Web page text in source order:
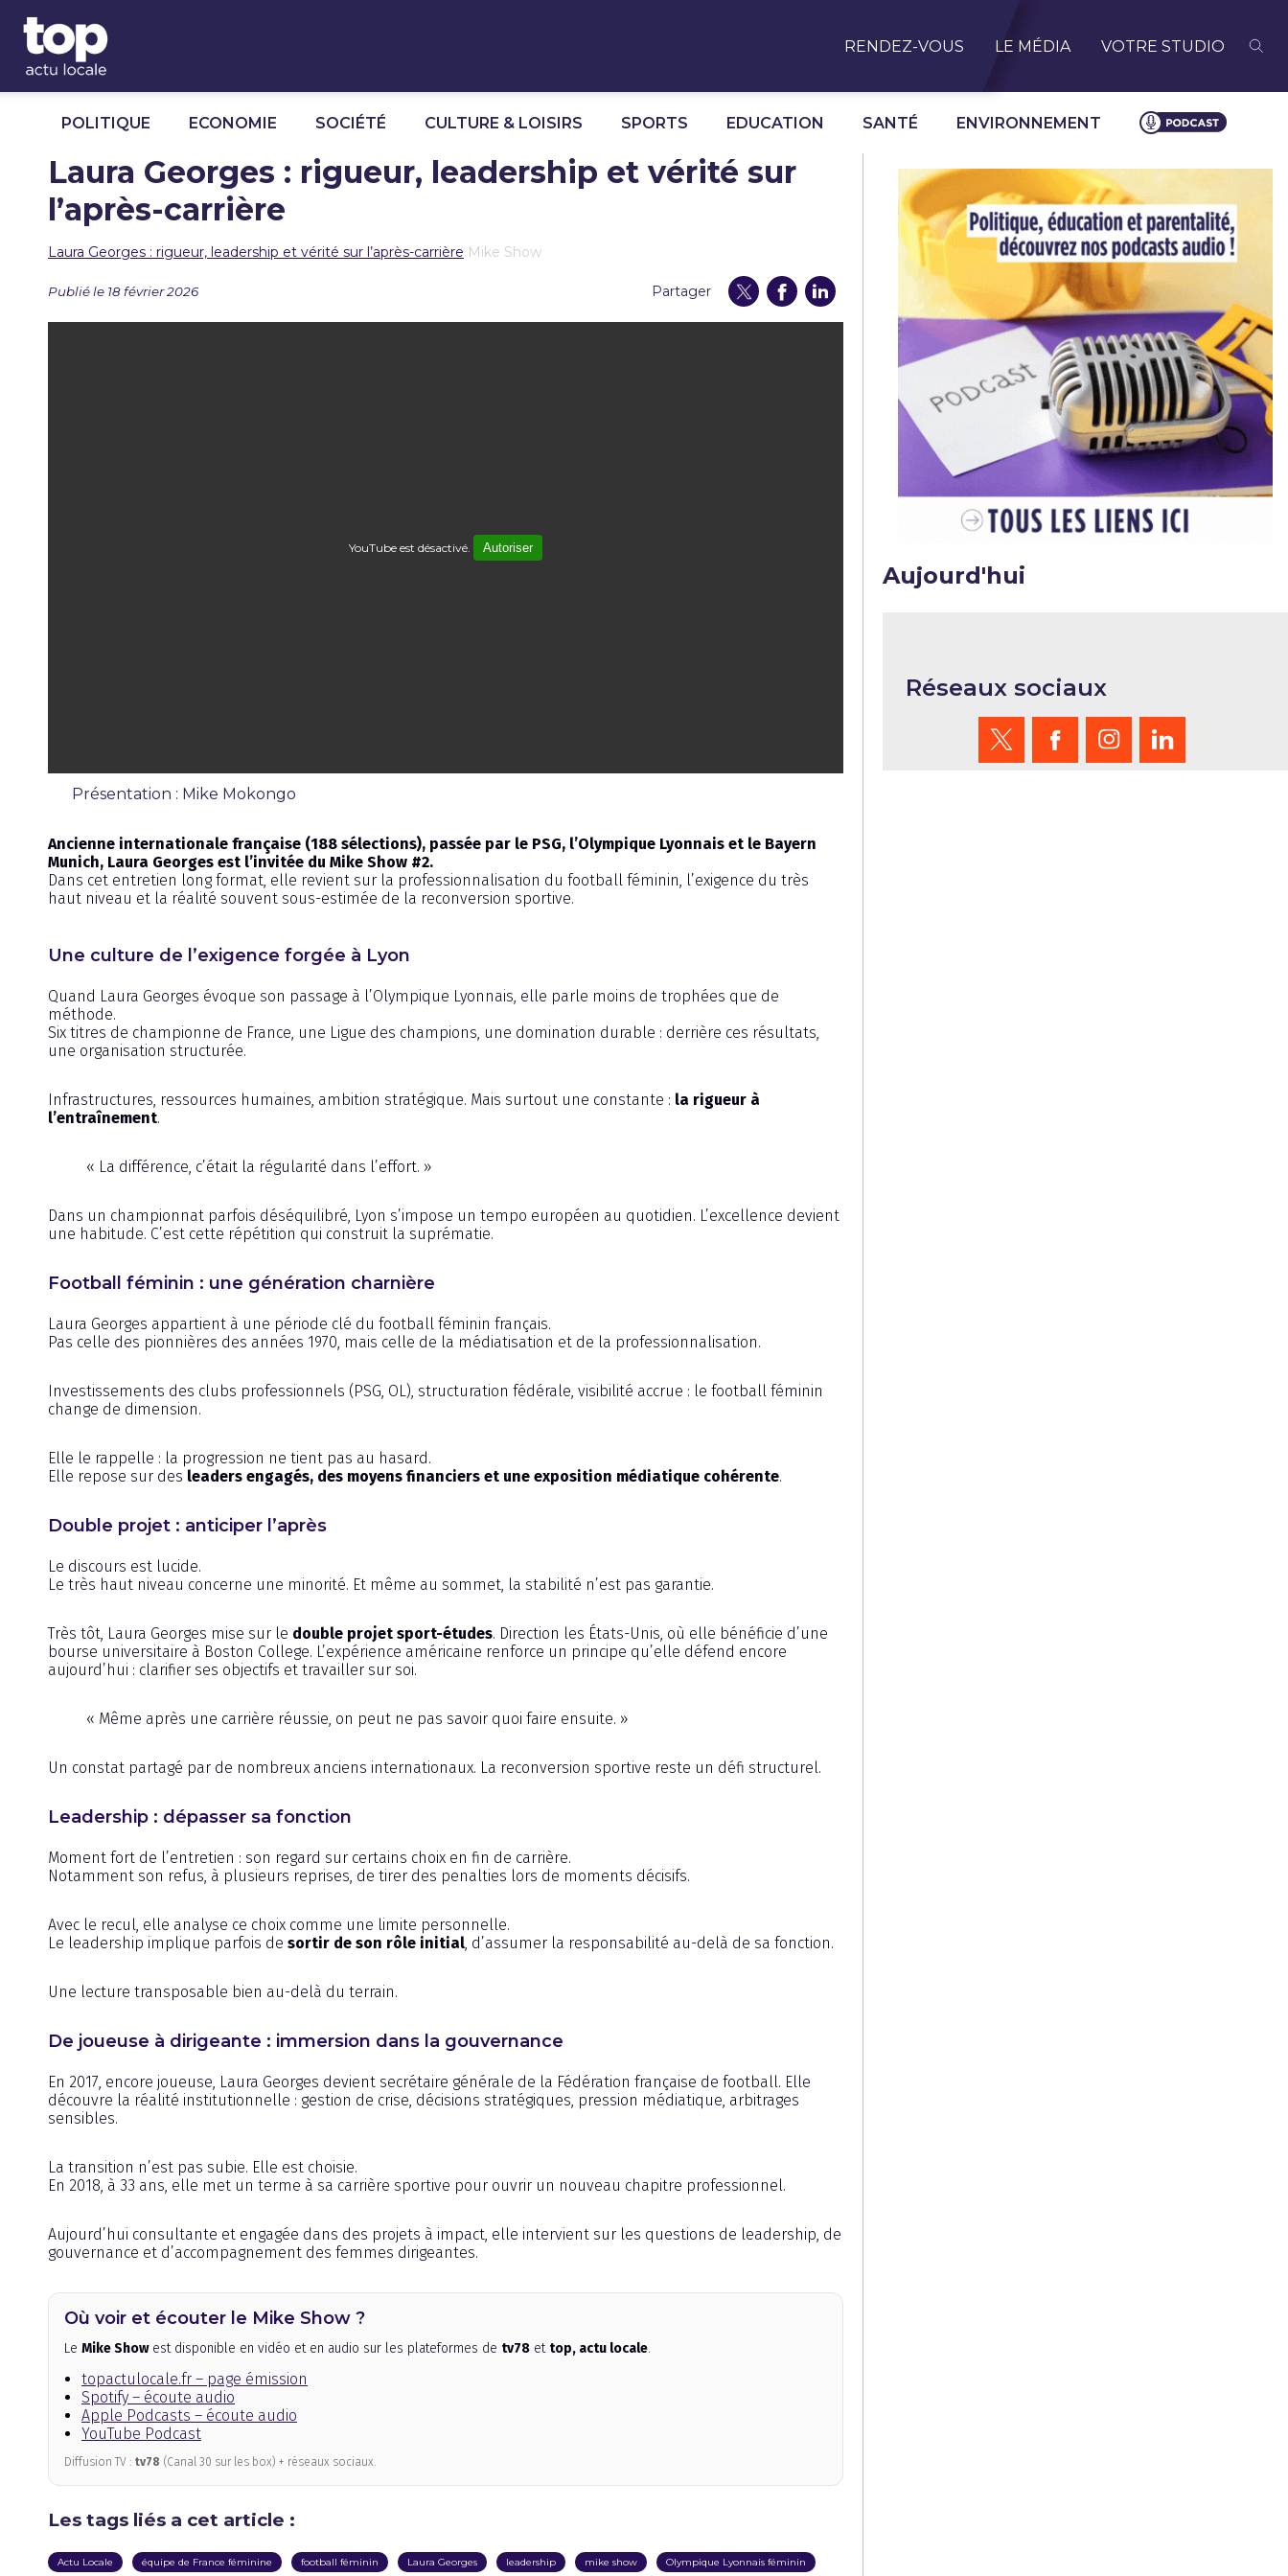
RENDEZ-VOUS LE MÉDIA VOTRE STUDIO
POLITIQUE ECONOMIE SOCIÉTÉ CULTURE & LOISIRS SPORTS EDUCATION SANTÉ ENVIRONNEMENT
Laura Georges : rigueur, leadership et vérité sur
l’après-carrière
Laura Georges : rigueur, leadership et vérité sur l’après-carrière Mike Show
Publié le 18 février 2026 Partager
YouTube est désactivé. Autoriser
Présentation : Mike Mokongo
Ancienne internationale française (188 sélections), passée par le PSG, l’Olympique Lyonnais et le Bayern
Munich, Laura Georges est l’invitée du Mike Show #2.
Dans cet entretien long format, elle revient sur la professionnalisation du football féminin, l’exigence du très
haut niveau et la réalité souvent sous-estimée de la reconversion sportive.
Une culture de l’exigence forgée à Lyon
Quand Laura Georges évoque son passage à l’Olympique Lyonnais, elle parle moins de trophées que de
méthode.
Six titres de championne de France, une Ligue des champions, une domination durable : derrière ces résultats,
une organisation structurée.
Infrastructures, ressources humaines, ambition stratégique. Mais surtout une constante : la rigueur à
l’entraînement.
« La différence, c’était la régularité dans l’effort. »
Dans un championnat parfois déséquilibré, Lyon s’impose un tempo européen au quotidien. L’excellence devient
une habitude. C’est cette répétition qui construit la suprématie.
Football féminin : une génération charnière
Laura Georges appartient à une période clé du football féminin français.
Pas celle des pionnières des années 1970, mais celle de la médiatisation et de la professionnalisation.
Investissements des clubs professionnels (PSG, OL), structuration fédérale, visibilité accrue : le football féminin
change de dimension.
Elle le rappelle : la progression ne tient pas au hasard.
Elle repose sur des leaders engagés, des moyens financiers et une exposition médiatique cohérente.
Double projet : anticiper l’après
Le discours est lucide.
Le très haut niveau concerne une minorité. Et même au sommet, la stabilité n’est pas garantie.
Très tôt, Laura Georges mise sur le double projet sport-études. Direction les États-Unis, où elle bénéficie d’une
bourse universitaire à Boston College. L’expérience américaine renforce un principe qu’elle défend encore
aujourd’hui : clarifier ses objectifs et travailler sur soi.
« Même après une carrière réussie, on peut ne pas savoir quoi faire ensuite. »
Un constat partagé par de nombreux anciens internationaux. La reconversion sportive reste un défi structurel.
Leadership : dépasser sa fonction
Moment fort de l’entretien : son regard sur certains choix en fin de carrière.
Notamment son refus, à plusieurs reprises, de tirer des penalties lors de moments décisifs.
Avec le recul, elle analyse ce choix comme une limite personnelle.
Le leadership implique parfois de sortir de son rôle initial, d’assumer la responsabilité au-delà de sa fonction.
Une lecture transposable bien au-delà du terrain.
De joueuse à dirigeante : immersion dans la gouvernance
En 2017, encore joueuse, Laura Georges devient secrétaire générale de la Fédération française de football. Elle
découvre la réalité institutionnelle : gestion de crise, décisions stratégiques, pression médiatique, arbitrages
sensibles.
La transition n’est pas subie. Elle est choisie.
En 2018, à 33 ans, elle met un terme à sa carrière sportive pour ouvrir un nouveau chapitre professionnel.
Aujourd’hui consultante et engagée dans des projets à impact, elle intervient sur les questions de leadership, de
gouvernance et d’accompagnement des femmes dirigeantes.
Où voir et écouter le Mike Show ?
Le Mike Showest disponible en vidéo et en audio sur les plateformes de tv78 et top, actu locale.
topactulocale.fr – page émission
Spotify – écoute audio
Apple Podcasts – écoute audio
YouTube Podcast
Diffusion TV : tv78 (Canal 30 sur les box) + réseaux sociaux.
Les tags liés a cet article :
Actu Locale équipe de France féminine football féminin Laura Georges leadership mike show Olympique Lyonnais féminin
Aujourd'hui
Réseaux sociaux